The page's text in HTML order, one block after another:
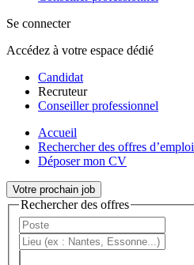
Se connecter
Accédez à votre espace dédié
Candidat
Recruteur
Conseiller professionnel
Accueil
Rechercher des offres d’emploi
Déposer mon CV
Votre prochain job
Rechercher des offres